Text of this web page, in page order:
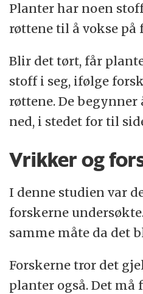
Planter har noen
røttene til å vokse
Blir det tørt, får
stoff i seg, ifølge
røttene. De begynner
ned, i stedet for til
Vrikker og
I denne studien var
forskerne
samme måte da det
Forskerne tror det
planter også. Det må